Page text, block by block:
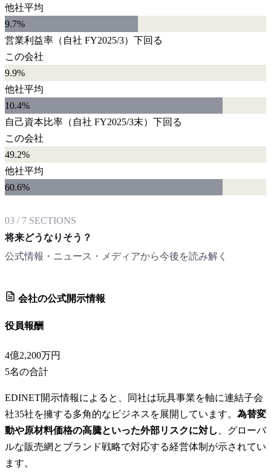
他社平均
9.7%
営業利益率 （自社 FY2025/3） 下回る
この会社
9.9%
他社平均
10.4%
自己資本比率 （自社 FY2025/3末） 下回る
この会社
49.2%
他社平均
60.6%
03 / 7 SECTIONS
将来どうなりそう？
公式情報・ニュース・メディアから今後を読み解く
会社の公式開示情報
役員報酬
4億2,200万円
5名の合計
EDINET開示情報によると、同社は玩具事業を軸に連結子会
社35社を擁する多角的なビジネスを展開しています。 為替変
動や原材料価格の高騰といった外部リスクに対し
、グローバ
ルな販売網とブランド戦略で対応する経営体制が示されてい
ます。